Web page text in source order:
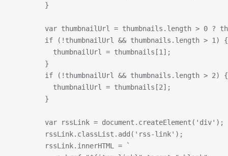
        }
var thumbnailUrl = thumbnails.length > 0 ?
        if (!thumbnailUrl && thumbnails.length > 1) {
          thumbnailUrl = thumbnails[1];
        }
        if (!thumbnailUrl && thumbnails.length > 2) {
          thumbnailUrl = thumbnails[2];
        }
        var rssLink = document.createElement('div');
        rssLink.classList.add('rss-link');
        rssLink.innerHTML = `